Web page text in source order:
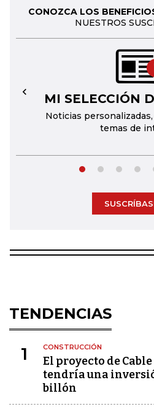
CONOZCA LOS
NUESTROS
MI SELECCIÓN
Noticias
temas de
←
TENDENCIAS
1 CONSTRUCCIÓN
El proyecto de
tendría una
billón